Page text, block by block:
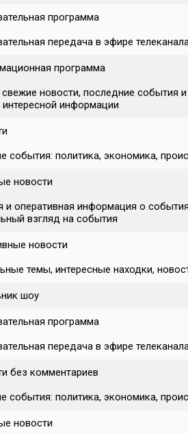
программа
передача в эфире
программа
новости, последние события и
интересной информации
события: политика, экономика,
новости
и оперативная информация о
взгляд на события
новости
темы, интересные находки,
шоу
программа
передача в эфире
без комментариев
события: политика, экономика,
новости